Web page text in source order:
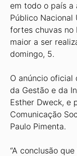
em todo o país a
Público Nacional
fortes chuvas no
maior a ser
domingo, 5.
O anúncio
da Gestão e da
Esther Dweck, e
Comunicação
Paulo Pimenta.
“A conclusão